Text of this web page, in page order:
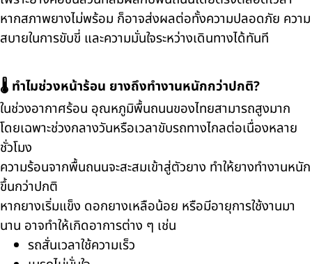
หากสภาพยางไม่พร้อม ก็อาจส่งผลต่อทั้งความปลอดภัย ความ
สบายในการขับขี่ และความมั่นใจระหว่างเดินทางได้ทันที
🌡️ ทำไมช่วงหน้าร้อน ยางถึงทำงานหนักกว่าปกติ?
ในช่วงอากาศร้อน อุณหภูมิพื้นถนนของไทยสามารถสูงมาก
โดยเฉพาะช่วงกลางวันหรือเวลาขับรถทางไกลต่อเนื่องหลาย
ชั่วโมง
ความร้อนจากพื้นถนนจะสะสมเข้าสู่ตัวยาง ทำให้ยางทำงานหนัก
ขึ้นกว่าปกติ
หากยางเริ่มแข็ง ดอกยางเหลือน้อย หรือมีอายุการใช้งานมา
นาน อาจทำให้เกิดอาการต่าง ๆ เช่น
รถสั่นเวลาใช้ความเร็ว